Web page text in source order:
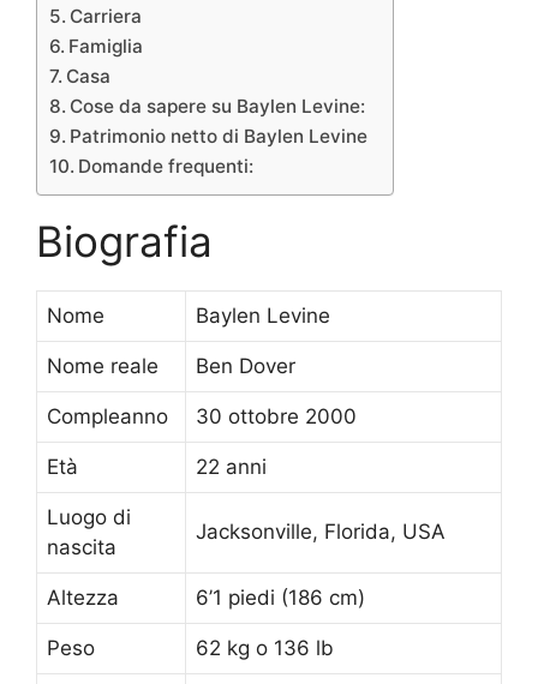
Carriera
Famiglia
Casa
Cose da sapere su Baylen Levine:
Patrimonio netto di Baylen Levine
Domande frequenti:
Biografia
Nome Baylen Levine
Nome reale Ben Dover
Compleanno 30 ottobre 2000
Età 22 anni
Luogo di
nascita
Jacksonville, Florida, USA
Altezza 6’1 piedi (186 cm)
Peso 62 kg o 136 lb